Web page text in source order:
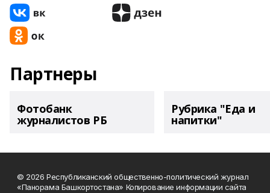
Партнеры
Фотобанк
журналистов РБ
Рубрика "Еда и
напитки"
© 2026 Республиканский общественно-политический журнал
«Панорама Башкортостана» Копирование информации сайта